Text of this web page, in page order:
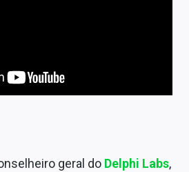
geral do Delphi Labs,